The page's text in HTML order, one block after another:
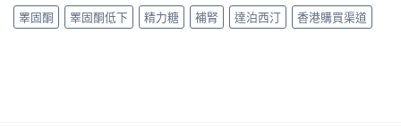
完
睪固酮
睪固酮低下 精力糖 補腎 達泊西汀 香港購買渠道